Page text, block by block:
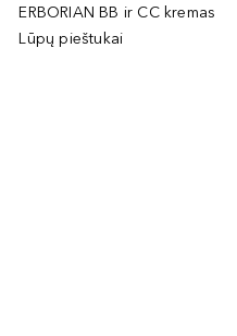
ERBORIAN BB ir CC kremas
Lūpų pieštukai